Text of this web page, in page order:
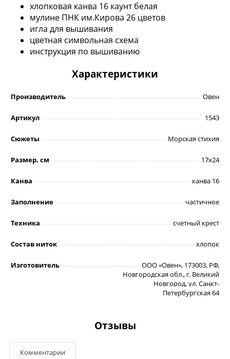
хлопковая канва 16 каунт белая
мулине ПНК им.Кирова 26 цветов
игла для вышивания
цветная символьная схема
инструкция по вышиванию
Характеристики
Производитель Овен
Артикул 1543
Сюжеты Морская стихия
Размер, см 17х24
Канва канва 16
Заполнение частичное
Техника счетный крест
Состав ниток хлопок
Изготовитель
ООО «Овен», 173003, РФ,
Новгородская обл., г. Великий
Новгород, ул. Санкт-
Петербургская 64
Отзывы
Комментарии